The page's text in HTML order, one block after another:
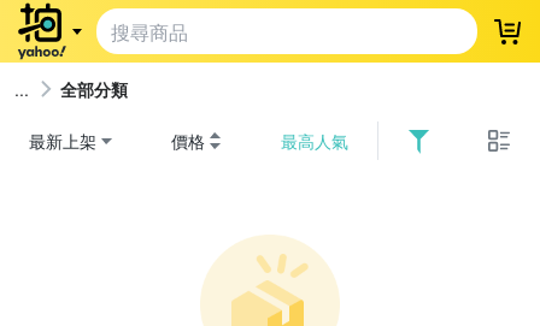
登
全部分類
最新上架 價格 最高人氣